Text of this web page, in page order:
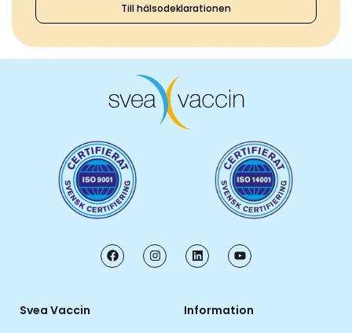
Till hälsodeklarationen
Svea Vaccin Information